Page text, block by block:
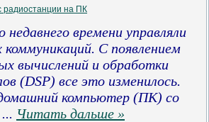
на ПК
времени управляли
С появлением
вычислений и обработки
(DSP) все это изменилось.
компьютер (ПК) со
... Читать дальше »